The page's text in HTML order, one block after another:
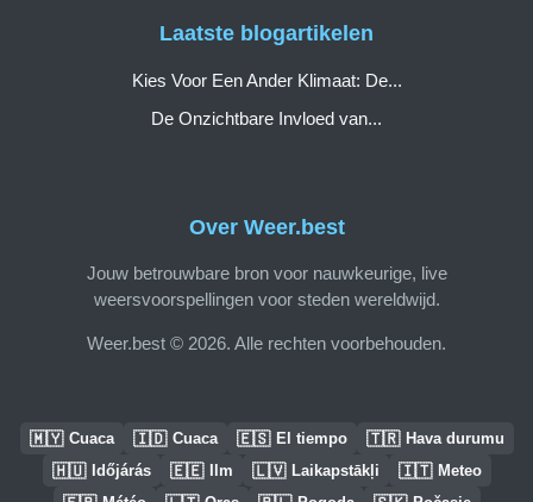
Over Weer.best
Jouw betrouwbare bron voor nauwkeurige, live
weersvoorspellingen voor steden wereldwijd.
Weer.best © 2026. Alle rechten voorbehouden.
Laatste blogartikelen
Kies Voor Een Ander Klimaat: De...
De Onzichtbare Invloed van...
🇲🇾 Cuaca 🇮🇩 Cuaca 🇪🇸 El tiempo 🇹🇷 Hava durumu
🇭🇺 Időjárás 🇪🇪 Ilm 🇱🇻 Laikapstākļi 🇮🇹 Meteo